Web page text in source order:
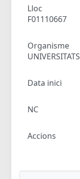
Lloc
F01110667
Organisme
UNIVERSITATS
Data inici
NC
Accions